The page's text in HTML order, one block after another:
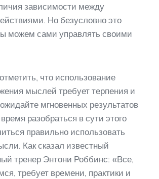
зависимости между
Но безусловно это
можем сами управлять своими
что использование
мыслей требует терпения и
мгновенных результатов
разобраться в сути этого
правильно использовать
Как сказал известный
тренер Энтони Роббинс: «Все,
требует времени, практики и